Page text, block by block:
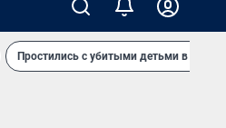
Простились с убитыми детьми в